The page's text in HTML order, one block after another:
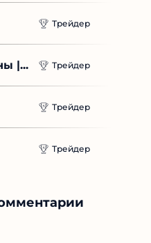
Трейдер
|... Трейдер
Трейдер
Трейдер